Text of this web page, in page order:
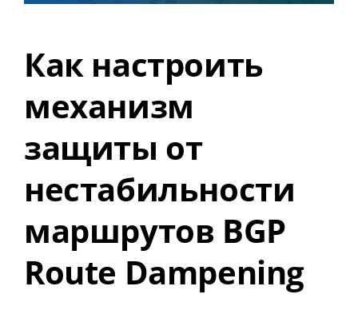
Как настроить
механизм
защиты от
нестабильности
маршрутов BGP
Route Dampening